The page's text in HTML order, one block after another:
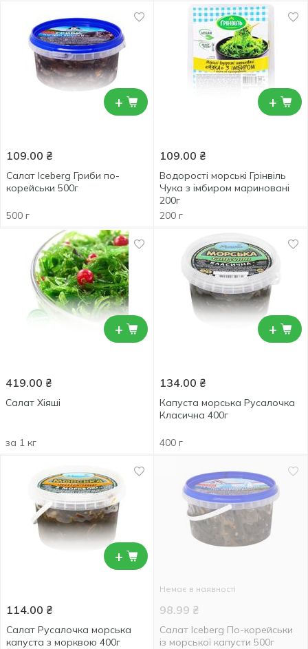
+
109.00 ₴
Салат Iceberg Гриби по-
корейськи 500г
500 г
+
109.00 ₴
Водорості морські Грінвіль
Чука з імбиром мариновані
200г
200 г
+
419.00 ₴
Салат Хіяші
за 1 кг
+
134.00 ₴
Капуста морська Русалочка
Класична 400г
400 г
+
114.00 ₴
Салат Русалочка морська
капуста з морквою 400г
Немає в наявності
98.99 ₴
Салат Iceberg По-корейськи
із морської капусти 500г